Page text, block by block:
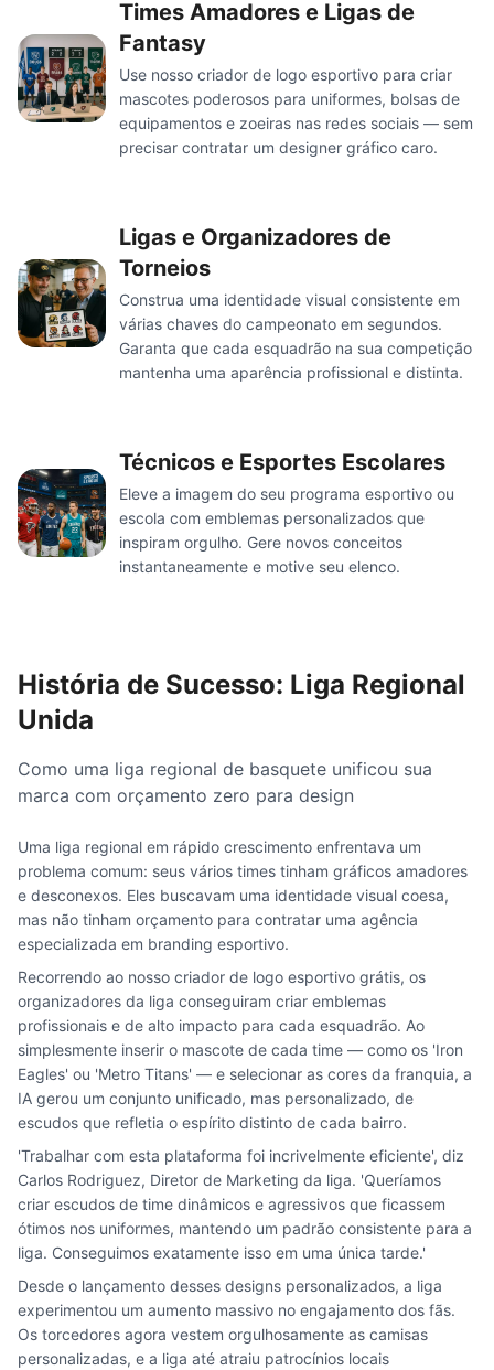
Times Amadores e Ligas de
Fantasy
Use nosso criador de logo esportivo para criar
mascotes poderosos para uniformes, bolsas de
equipamentos e zoeiras nas redes sociais — sem
precisar contratar um designer gráfico caro.
Ligas e Organizadores de
Torneios
Construa uma identidade visual consistente em
várias chaves do campeonato em segundos.
Garanta que cada esquadrão na sua competição
mantenha uma aparência profissional e distinta.
Técnicos e Esportes Escolares
Eleve a imagem do seu programa esportivo ou
escola com emblemas personalizados que
inspiram orgulho. Gere novos conceitos
instantaneamente e motive seu elenco.
História de Sucesso: Liga Regional
Unida
Como uma liga regional de basquete unificou sua
marca com orçamento zero para design
Uma liga regional em rápido crescimento enfrentava um
problema comum: seus vários times tinham gráficos amadores
e desconexos. Eles buscavam uma identidade visual coesa,
mas não tinham orçamento para contratar uma agência
especializada em branding esportivo.
Recorrendo ao nosso criador de logo esportivo grátis, os
organizadores da liga conseguiram criar emblemas
profissionais e de alto impacto para cada esquadrão. Ao
simplesmente inserir o mascote de cada time — como os 'Iron
Eagles' ou 'Metro Titans' — e selecionar as cores da franquia, a
IA gerou um conjunto unificado, mas personalizado, de
escudos que refletia o espírito distinto de cada bairro.
'Trabalhar com esta plataforma foi incrivelmente eficiente', diz
Carlos Rodriguez, Diretor de Marketing da liga. 'Queríamos
criar escudos de time dinâmicos e agressivos que ficassem
ótimos nos uniformes, mantendo um padrão consistente para a
liga. Conseguimos exatamente isso em uma única tarde.'
Desde o lançamento desses designs personalizados, a liga
experimentou um aumento massivo no engajamento dos fãs.
Os torcedores agora vestem orgulhosamente as camisas
personalizadas, e a liga até atraiu patrocínios locais